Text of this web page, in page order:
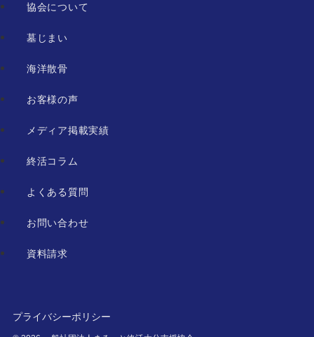
協会について
墓じまい
海洋散骨
お客様の声
メディア掲載実績
終活コラム
よくある質問
お問い合わせ
資料請求
プライバシーポリシー